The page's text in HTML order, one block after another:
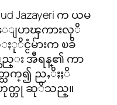
Jazayeri က ယမ
ပာၾကားလုိ
င္ငံမ်ားက ၿခိ
ည္း အီရန္၏ ကာ
သက္၍ ညႇိႏႈိ
မဟုတ္ဟု ဆုိသည္။